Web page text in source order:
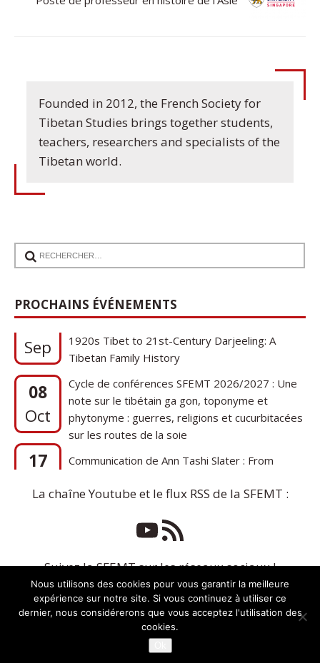
Founded in 2012, the French Society for
Tibetan Studies brings together students,
teachers, researchers and specialists of the
Tibetan world.
PROCHAINS ÉVÉNEMENTS
17
Communication de Ann Tashi Slater : From
1920s Tibet to 21st-Century Darjeeling: A
Tibetan Family History
08
Oct
Cycle de conférences SFEMT 2026/2027 : Une
note sur le tibétain ga gon, toponyme et
phytonyme : guerres, religions et cucurbitacées
sur les routes de la soie
17
Sep
Communication de Ann Tashi Slater : From
1920s Tibet to 21st-Century Darjeeling: A
La chaîne Youtube et le flux RSS de la SFEMT :
Suivez la SFEMT sur les réseaux sociaux !
Copyright © 2026 | Thème WordPress par
Nous utilisons des cookies pour vous garantir la meilleure
expérience sur notre site. Si vous continuez à utiliser ce
dernier, nous considérerons que vous acceptez l'utilisation des
cookies.